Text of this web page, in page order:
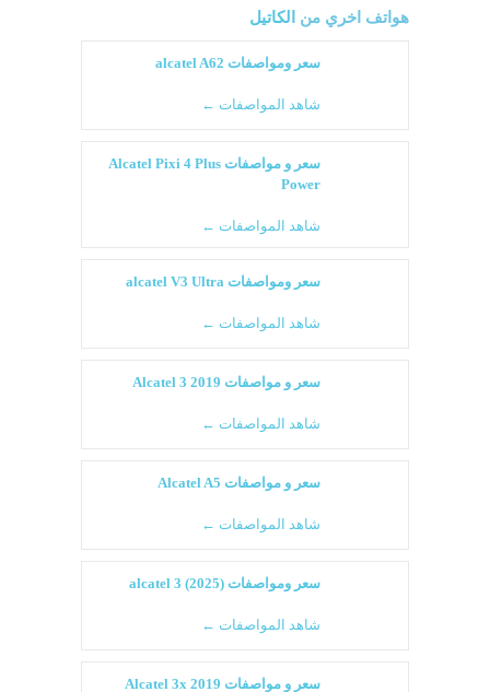
هواتف اخري من الكاتيل
سعر ومواصفات alcatel A62
شاهد المواصفات ←
سعر و مواصفات Alcatel Pixi 4 Plus
Power
شاهد المواصفات ←
سعر ومواصفات alcatel V3 Ultra
شاهد المواصفات ←
سعر و مواصفات Alcatel 3 2019
شاهد المواصفات ←
سعر و مواصفات Alcatel A5
شاهد المواصفات ←
سعر ومواصفات alcatel 3 (2025)
شاهد المواصفات ←
سعر و مواصفات Alcatel 3x 2019